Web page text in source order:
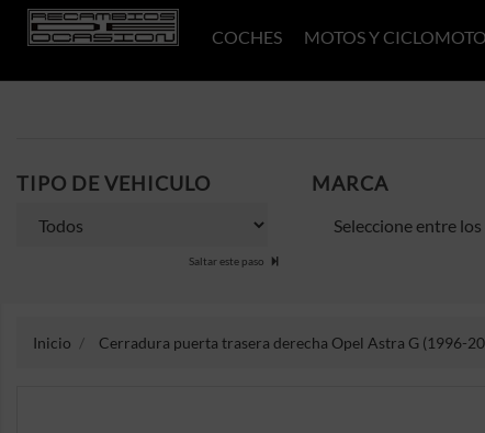
COCHES MOTOS Y
TIPO DE VEHICULO
Saltar este paso
MARCA
Inicio Cerradura puerta trasera derecha Opel Astra G (1996-